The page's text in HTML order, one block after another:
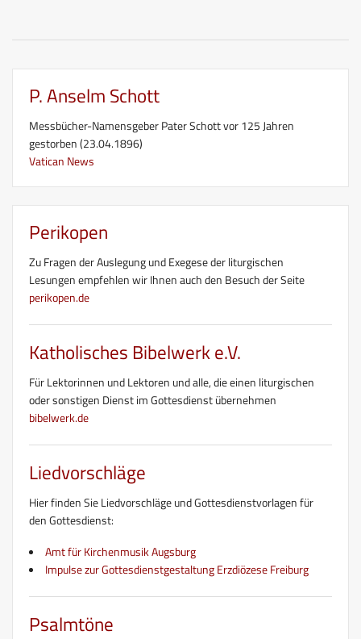
P. Anselm Schott
Messbücher-Namensgeber Pater Schott vor 125 Jahren
gestorben (23.04.1896)
Vatican News
Perikopen
Zu Fragen der Auslegung und Exegese der liturgischen
Lesungen empfehlen wir Ihnen auch den Besuch der Seite
perikopen.de
Katholisches Bibelwerk e.V.
Für Lektorinnen und Lektoren und alle, die einen liturgischen
oder sonstigen Dienst im Gottesdienst übernehmen
bibelwerk.de
Liedvorschläge
Hier finden Sie Liedvorschläge und Gottesdienstvorlagen für
den Gottesdienst:
Amt für Kirchenmusik Augsburg
Impulse zur Gottesdienstgestaltung Erzdiözese Freiburg
Psalmtöne